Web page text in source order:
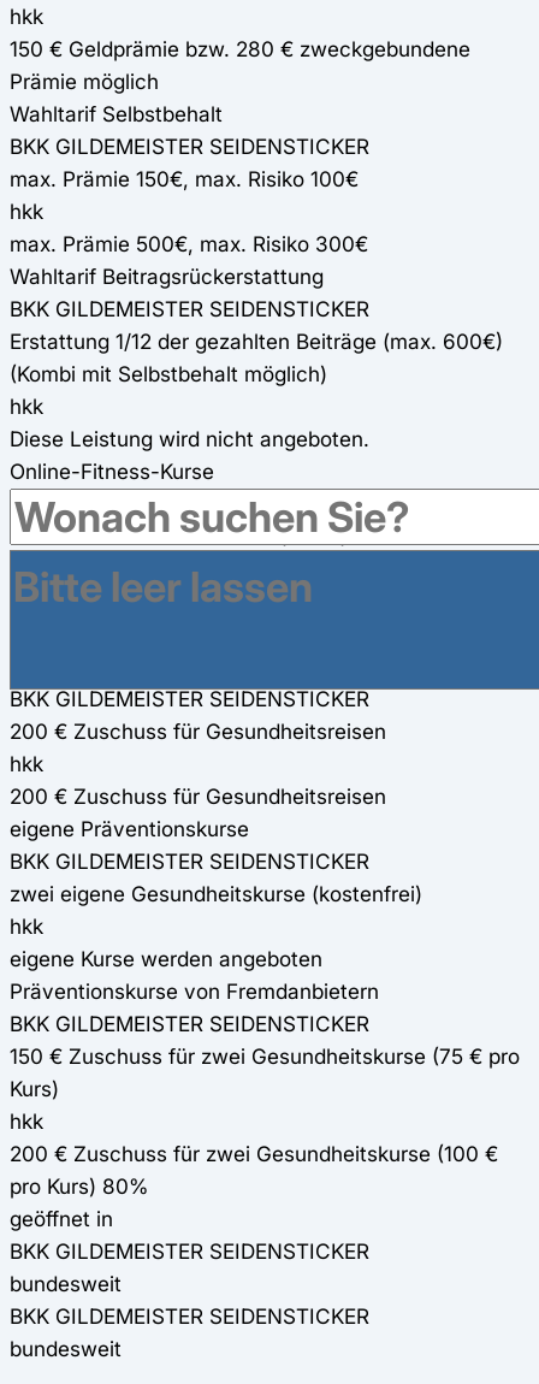
hkk
150 € Geldprämie bzw. 280 € zweckgebundene
Prämie möglich
Wahltarif Selbstbehalt
BKK GILDEMEISTER SEIDENSTICKER
max. Prämie 150€, max. Risiko 100€
hkk
max. Prämie 500€, max. Risiko 300€
Wahltarif Beitragsrückerstattung
BKK GILDEMEISTER SEIDENSTICKER
Erstattung 1/12 der gezahlten Beiträge (max. 600€)
(Kombi mit Selbstbehalt möglich)
hkk
Diese Leistung wird nicht angeboten.
Online-Fitness-Kurse
BKK GILDEMEISTER SEIDENSTICKER
zahlreiche Online-Coaches (100%)
hkk
präventives Ganzkörpertraining oder verschiedene
BKK GILDEMEISTER SEIDENSTICKER
200 € Zuschuss für Gesundheitsreisen
hkk
200 € Zuschuss für Gesundheitsreisen
eigene Präventionskurse
BKK GILDEMEISTER SEIDENSTICKER
zwei eigene Gesundheitskurse (kostenfrei)
hkk
eigene Kurse werden angeboten
Präventionskurse von Fremdanbietern
BKK GILDEMEISTER SEIDENSTICKER
150 € Zuschuss für zwei Gesundheitskurse (75 € pro
Kurs)
hkk
200 € Zuschuss für zwei Gesundheitskurse (100 €
pro Kurs) 80%
geöffnet in
BKK GILDEMEISTER SEIDENSTICKER
bundesweit
BKK GILDEMEISTER SEIDENSTICKER
bundesweit